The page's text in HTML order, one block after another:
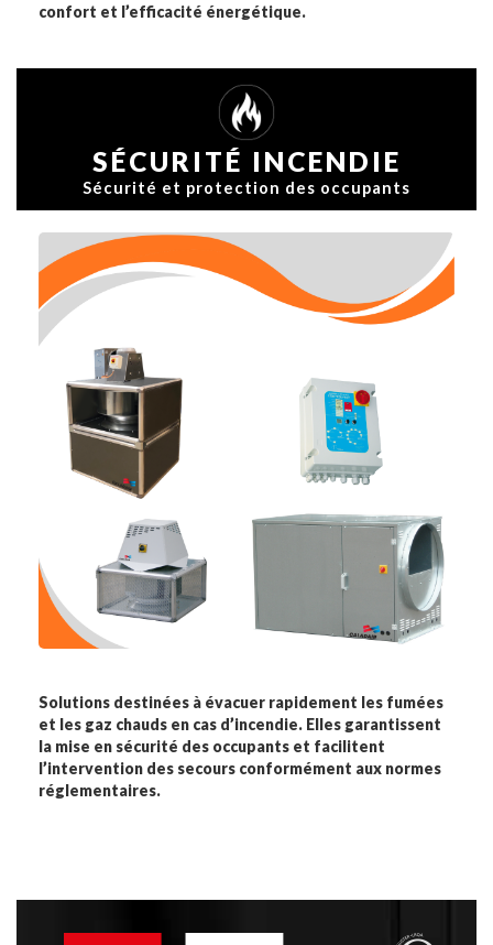
confort et l’efficacité énergétique.
SÉCURITÉ INCENDIE
Sécurité et protection des occupants
Solutions destinées à évacuer rapidement les fumées
et les gaz chauds en cas d’incendie. Elles garantissent
la mise en sécurité des occupants et facilitent
l’intervention des secours conformément aux normes
réglementaires.